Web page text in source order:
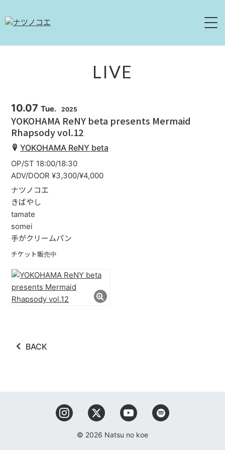
LIVE
10.07 Tue. 2025
YOKOHAMA ReNY beta presents Mermaid
Rhapsody vol.12
YOKOHAMA ReNY beta
OP/ST 18:00/18:30
ADV/DOOR ¥3,300/¥4,000
ナツノコエ
きばやし
tamate
somei
手がクリームパン
チケット販売中
BACK
© 2026 Natsu no koe